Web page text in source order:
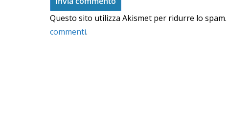
Questo sito utilizza Akismet per ridurre lo spam.
commenti.